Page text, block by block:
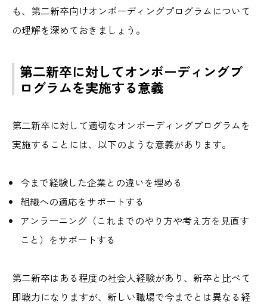
も、第二新卒向けオンボーディングプログラムについて
の理解を深めておきましょう。
第二新卒に対してオンボーディングプ
ログラムを実施する意義
第二新卒に対して適切なオンボーディングプログラムを
実施することには、以下のような意義があります。
今まで経験した企業との違いを埋める
組織への適応をサポートする
アンラーニング（これまでのやり方や考え方を見直す
こと）をサポートする
第二新卒はある程度の社会人経験があり、新卒と比べて
即戦力になりますが、新しい職場で今までとは異なる経